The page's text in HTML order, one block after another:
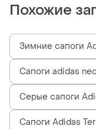
Похожие
Зимние сапоги
Сапоги adidas
Серые сапоги
Сапоги Adidas